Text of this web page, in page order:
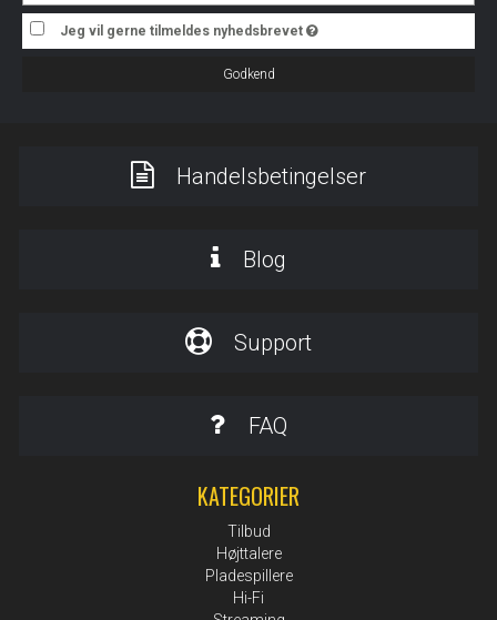
Jeg vil gerne tilmeldes nyhedsbrevet
Godkend
Handelsbetingelser
Blog
Support
FAQ
KATEGORIER
Tilbud
Højttalere
Pladespillere
Hi-Fi